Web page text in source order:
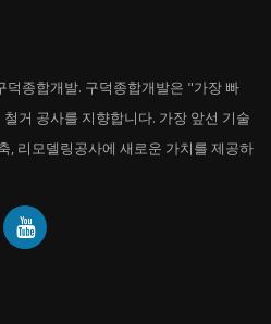
덕종합개발. 구덕종합개발은 "가장 빠
거 공사를 지향합니다. 가장 앞선 기술
, 리모델링공사에 새로운 가치를 제공하